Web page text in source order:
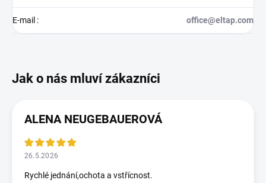
E-mail : office@eltap.com
ALENA NEUGEBAUEROVÁ
26.5.2026
Rychlé jednání,ochota a vstřícnost.